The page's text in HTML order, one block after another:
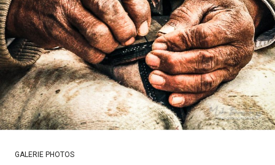
GALERIE PHOTOS